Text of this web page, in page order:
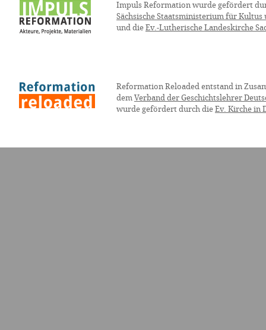
Impuls Reformation wurde gefördert
Sächsische Staatsministerium für Kultus
und die Ev.-Lutherische Landeskirche
Reformation Reloaded entstand in
dem Verband der Geschichtslehrer
wurde gefördert durch die Ev. Kirche in